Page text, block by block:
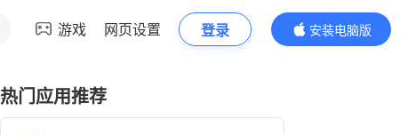
游戏 网页设置 登录
安装电脑版
内容更精彩
热门应用推荐